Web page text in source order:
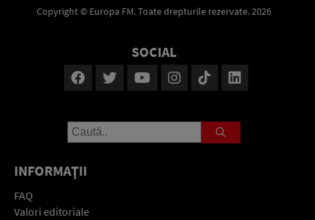
Copyright © Europa FM. Toate drepturile rezervate. 2026
SOCIAL
INFORMAŢII
FAQ
Valori editoriale